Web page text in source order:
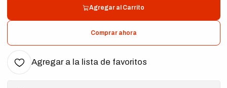
Agregar al Carrito
Comprar ahora
Agregar a la lista de favoritos